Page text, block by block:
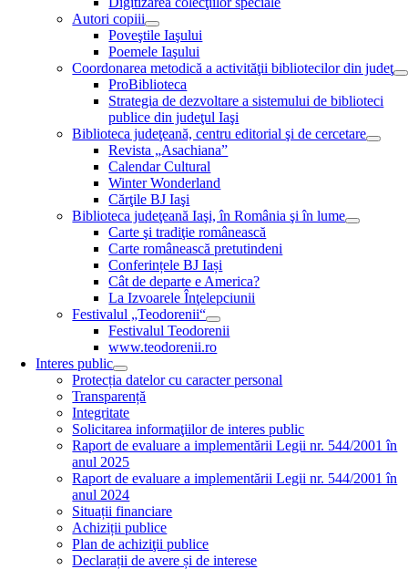
Autori copiii
Poveştile Iaşului
Poemele Iaşului
Coordonarea metodică a activităţii bibliotecilor din judeţ
ProBiblioteca
Strategia de dezvoltare a sistemului de biblioteci
publice din judeţul Iaşi
Biblioteca judeţeană, centru editorial şi de cercetare
Revista „Asachiana”
Calendar Cultural
Winter Wonderland
Cărţile BJ Iaşi
Biblioteca judeţeană Iaşi, în România şi în lume
Carte şi tradiţie românească
Carte românească pretutindeni
Conferințele BJ Iași
Cât de departe e America?
La Izvoarele Înţelepciunii
Festivalul „Teodorenii“
Festivalul Teodorenii
www.teodorenii.ro
Interes public
Protecția datelor cu caracter personal
Transparență
Integritate
Solicitarea informaţiilor de interes public
Raport de evaluare a implementării Legii nr. 544/2001 în
anul 2025
Raport de evaluare a implementării Legii nr. 544/2001 în
anul 2024
Situații financiare
Achiziții publice
Plan de achiziţii publice
Declarații de avere și de interese